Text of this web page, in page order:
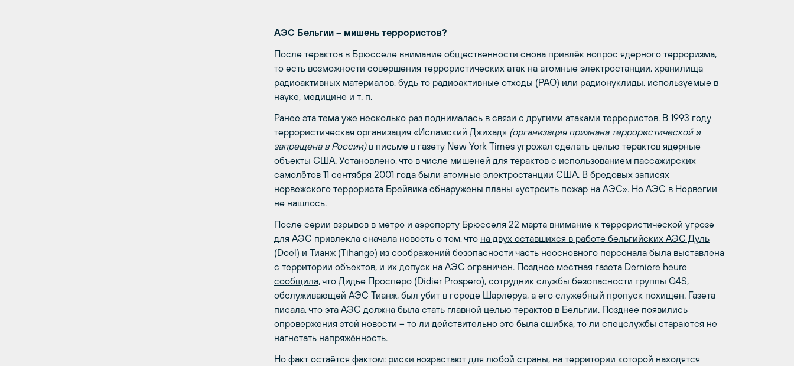
АЭС Бельгии – мишень террористов?
После терактов в Брюсселе внимание общественности снова привлёк вопрос ядерного терроризма,
то есть возможности совершения террористических атак на атомные электростанции, хранилища
радиоактивных материалов, будь то радиоактивные отходы (РАО) или радионуклиды, используемые в
науке, медицине и т. п.
Ранее эта тема уже несколько раз поднималась в связи с другими атаками террористов. В 1993 году
террористическая организация «Исламский Джихад» (организация признана террористической и
запрещена в России)в письме в газету New York Times угрожал сделать целью терактов ядерные
объекты США. Установлено, что в числе мишеней для терактов с использованием пассажирских
самолётов 11 сентября 2001 года были атомные электростанции США. В бредовых записях
норвежского террориста Брейвика обнаружены планы «устроить пожар на АЭС». Но АЭС в Норвегии
не нашлось.
После серии взрывов в метро и аэропорту Брюсселя 22 марта внимание к террористической угрозе
для АЭС привлекла сначала новость о том, что на двух оставшихся в работе бельгийских АЭС Дуль
(Doel) и Тианж (Tihange) из соображений безопасности часть неосновного персонала была выставлена
с территории объектов, и их допуск на АЭС ограничен. Позднее местная газета Derniere heure
сообщила, что Дидье Просперо (Didier Prospero), сотрудник службы безопасности группы G4S,
обслуживающей АЭС Тианж, был убит в городе Шарлеруа, а его служебный пропуск похищен. Газета
писала, что эта АЭС должна была стать главной целью терактов в Бельгии. Позднее появились
опровержения этой новости – то ли действительно это была ошибка, то ли спецслужбы стараются не
нагнетать напряжённость.
Но факт остаётся фактом: риски возрастают для любой страны, на территории которой находятся